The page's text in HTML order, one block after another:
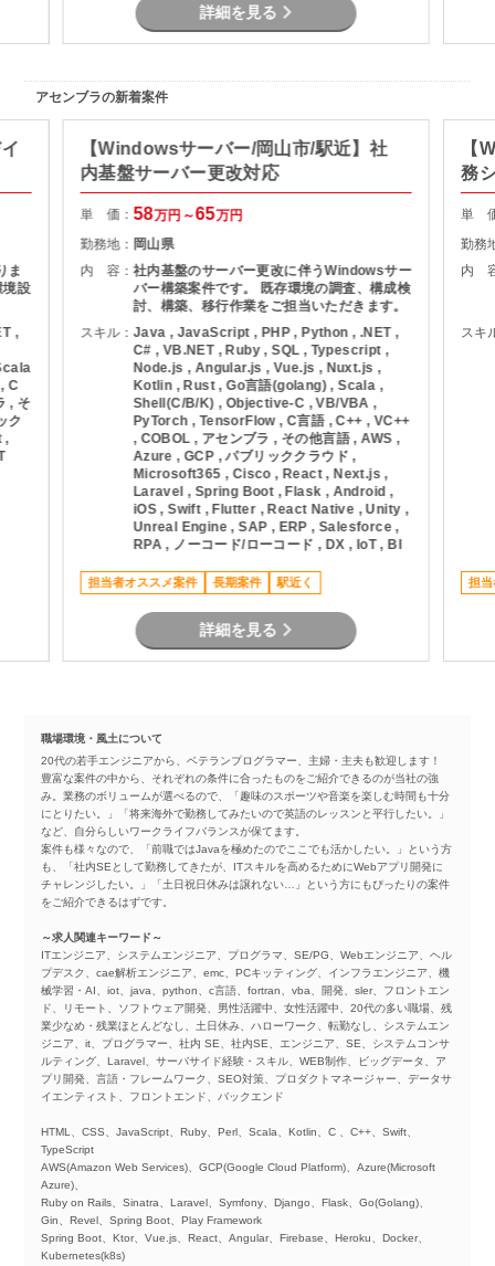
詳細を見る
アセンブラの新着案件
ま
境設
,
C
, そ
ク
,
【Windowsサーバー/岡山市/駅近】社
内基盤サーバー更改対応
単 価：58万円～65万円
勤務地： 岡山県
内 容：社内基盤のサーバー更改に伴うWindowsサー
バー構築案件です。 既存環境の調査、構成検
討、構築、移行作業をご担当いただきます。
スキル：Java , JavaScript , PHP , Python , .NET ,
C# , VB.NET , Ruby , SQL , Typescript ,
Node.js , Angular.js , Vue.js , Nuxt.js ,
Kotlin , Rust , Go言語(golang) , Scala ,
Shell(C/B/K) , Objective-C , VB/VBA ,
PyTorch , TensorFlow , C言語 , C++ , VC++
, COBOL , アセンブラ , その他言語 , AWS ,
Azure , GCP , パブリッククラウド ,
Microsoft365 , Cisco , React , Next.js ,
Laravel , Spring Boot , Flask , Android ,
iOS , Swift , Flutter , React Native , Unity ,
Unreal Engine , SAP , ERP , Salesforce ,
RPA , ノーコード/ローコード , DX , IoT , BI
担当者オススメ案件 長期案件 駅近く
詳細を見る
【
務
単
勤務
内
スキ
担当
職場環境・風土について
20代の若手エンジニアから、ベテランプログラマー、主婦・主夫も歓迎します！
豊富な案件の中から、それぞれの条件に合ったものをご紹介できるのが当社の強
み。業務のボリュームが選べるので、「趣味のスポーツや音楽を楽しむ時間も十分
にとりたい。」「将来海外で勤務してみたいので英語のレッスンと平行したい。」
など、自分らしいワークライフバランスが保てます。
案件も様々なので、「前職ではJavaを極めたのでここでも活かしたい。」という方
も、「社内SEとして勤務してきたが、ITスキルを高めるためにWebアプリ開発に
チャレンジしたい。」「土日祝日休みは譲れない…」という方にもぴったりの案件
をご紹介できるはずです。
～求人関連キーワード～
ITエンジニア、システムエンジニア、プログラマ、SE/PG、Webエンジニア、ヘル
プデスク、cae解析エンジニア、emc、PCキッティング、インフラエンジニア、機
械学習・AI、iot、java、python、c言語、fortran、vba、開発、sler、フロントエン
ド、リモート、ソフトウェア開発、男性活躍中、女性活躍中、20代の多い職場、残
業少なめ・残業ほとんどなし、土日休み、ハローワーク、転勤なし、システムエン
ジニア、it、プログラマー、社内 SE、社内SE、エンジニア、SE、システムコンサ
ルティング、Laravel、サーバサイド経験・スキル、WEB制作、ビッグデータ、ア
プリ開発、言語・フレームワーク、SEO対策、プロダクトマネージャー、データサ
イエンティスト、フロントエンド、バックエンド
HTML、CSS、JavaScript、Ruby、Perl、Scala、Kotlin、C 、C++、Swift、
TypeScript
AWS(Amazon Web Services)、GCP(Google Cloud Platform)、Azure(Microsoft
Azure)、
Ruby on Rails、Sinatra、Laravel、Symfony、Django、Flask、Go(Golang)、
Gin、Revel、Spring Boot、Play Framework
Spring Boot、Ktor、Vue.js、React、Angular、Firebase、Heroku、Docker、
Kubernetes(k8s)